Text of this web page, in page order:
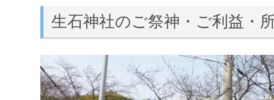
生石神社のご祭神・ご利益・